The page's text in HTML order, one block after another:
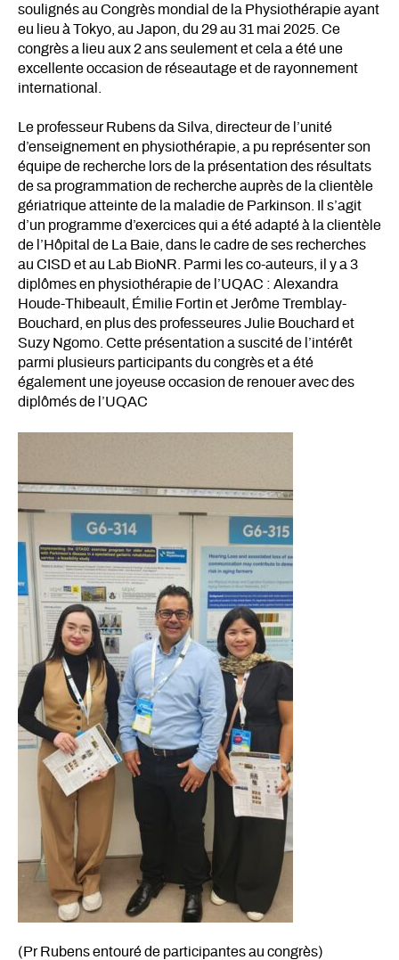
soulignés au Congrès mondial de la Physiothérapie ayant
eu lieu à Tokyo, au Japon, du 29 au 31 mai 2025. Ce
congrès a lieu aux 2 ans seulement et cela a été une
excellente occasion de réseautage et de rayonnement
international.
Le professeur Rubens da Silva, directeur de l’unité
d’enseignement en physiothérapie, a pu représenter son
équipe de recherche lors de la présentation des résultats
de sa programmation de recherche auprès de la clientèle
gériatrique atteinte de la maladie de Parkinson. Il s’agit
d’un programme d’exercices qui a été adapté à la clientèle
de l’Hôpital de La Baie, dans le cadre de ses recherches
au CISD et au Lab BioNR. Parmi les co-auteurs, il y a 3
diplômes en physiothérapie de l’UQAC : Alexandra
Houde-Thibeault, Émilie Fortin et Jerôme Tremblay-
Bouchard, en plus des professeures Julie Bouchard et
Suzy Ngomo. Cette présentation a suscité de l’intérêt
parmi plusieurs participants du congrès et a été
également une joyeuse occasion de renouer avec des
diplômés de l’UQAC
(Pr Rubens entouré de participantes au congrès)